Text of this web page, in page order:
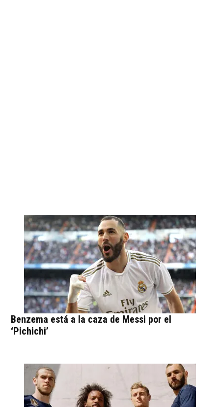
Benzema está a la caza de Messi por el
‘Pichichi’